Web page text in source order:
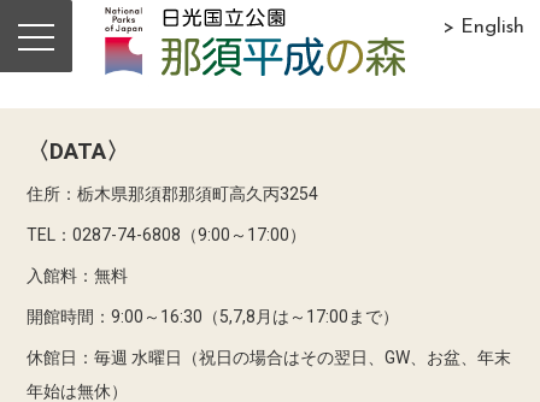
> English
〈DATA〉
住所：栃木県那須郡那須町高久丙3254
TEL：0287-74-6808（9:00～17:00）
入館料：無料
開館時間：9:00～16:30（5,7,8月は～17:00まで）
休館日：毎週 水曜日（祝日の場合はその翌日、GW、お盆、年末
年始は無休）